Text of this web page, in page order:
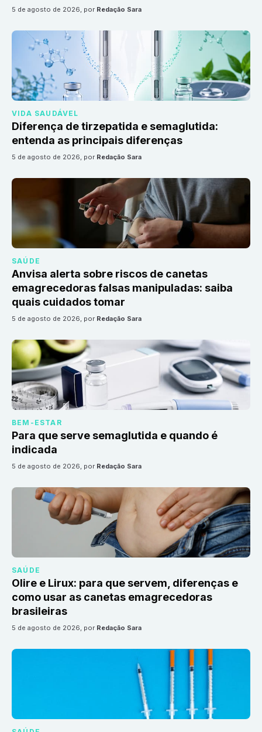
5 de agosto de 2026, por Redação Sara
VIDA SAUDÁVEL
Diferença de tirzepatida e semaglutida:
entenda as principais diferenças
5 de agosto de 2026, por Redação Sara
SAÚDE
Anvisa alerta sobre riscos de canetas
emagrecedoras falsas manipuladas: saiba
quais cuidados tomar
5 de agosto de 2026, por Redação Sara
BEM-ESTAR
Para que serve semaglutida e quando é
indicada
5 de agosto de 2026, por Redação Sara
SAÚDE
Olire e Lirux: para que servem, diferenças e
como usar as canetas emagrecedoras
brasileiras
5 de agosto de 2026, por Redação Sara